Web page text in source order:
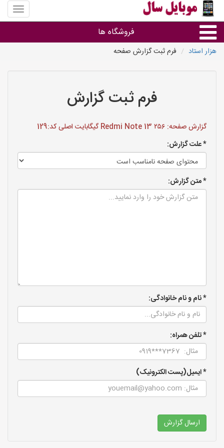
منوی
سایت
سال
فروشگاه ها
سایر گروه ها
فروشگاه های موبایل
هزار استاد فرم ثبت گزارش صفحه
فرم ثبت گزارش
گزارش صفحه: Redmi Note 13 ۲۵۶ گیگابایت اصلی کد:129
* علت گزارش:
* متن گزارش:
* نام و نام خانوادگی:
* تلفن همراه:
* ایمیل(پست الکترونیک)